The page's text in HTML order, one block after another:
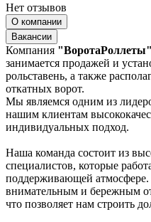
Нет отзывов
О компании
Вакансии
Компания "ВоротаРоллеты"
занимается продажей и
рольставень, а также
откатных ворот.
Мы являемся одним из
нашим клиентам
индивидуальных подход.
Наша команда состоит из
специалистов, которые
поддерживающей
внимательным и бережным
что позволяет нам строить